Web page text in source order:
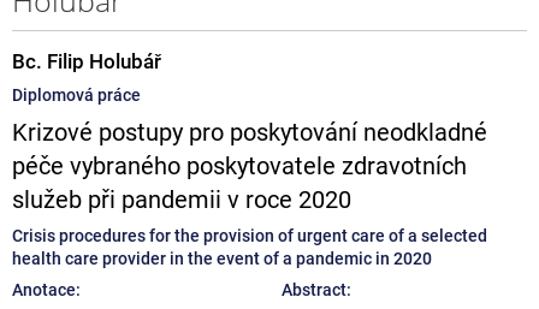
Bc. Filip Holubář
Diplomová práce
Krizové postupy pro poskytování neodkladné
péče vybraného poskytovatele zdravotních
služeb při pandemii v roce 2020
Crisis procedures for the provision of urgent care of a selected
health care provider in the event of a pandemic in 2020
Anotace:
Abstract: